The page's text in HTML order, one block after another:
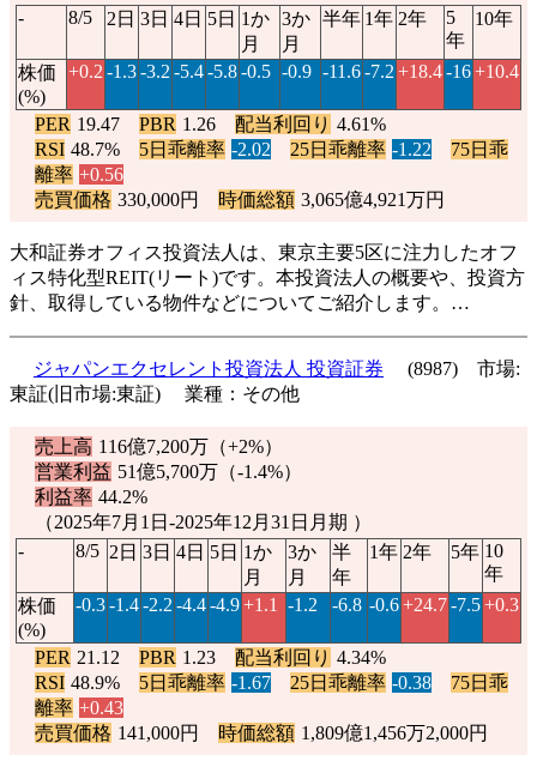
-
8/5 2日 3日 4日 5日 1か
月
3か
月
半年 1年 2年
5
年
10年
株価
(%)
+0.2 -1.3-3.2 -5.4-5.8-0.5 -0.9 -11.6-7.2 +18.4-16+10.4
PER 19.47 PBR 1.26 配当利回り 4.61%
RSI 48.7% 5日乖離率 -2.02 25日乖離率 -1.22
75日乖
離率 +0.56
売買価格 330,000円 時価総額 3,065億4,921万円
大和証券オフィス投資法人は、東京主要5区に注力したオフ
ィス特化型REIT(リート)です。本投資法人の概要や、投資方
針、取得している物件などについてご紹介します。…
ジャパンエクセレント投資法人 投資証券
(8987) 市場:
東証(旧市場:東証) 業種：その他
売上高 116億7,200万（+2%）
営業利益 51億5,700万（-1.4%）
利益率 44.2%
（2025年7月1日-2025年12月31日月期 ）
-
8/5 2日 3日 4日 5日 1か
月
3か
月
半
年
1年 2年 5年 10
年
株価
(%)
-0.3-1.4-2.2 -4.4-4.9+1.1 -1.2 -6.8 -0.6+24.7-7.5+0.3
PER 21.12 PBR 1.23 配当利回り 4.34%
RSI 48.9% 5日乖離率 -1.67 25日乖離率 -0.38
75日乖
離率 +0.43
売買価格 141,000円 時価総額 1,809億1,456万2,000円